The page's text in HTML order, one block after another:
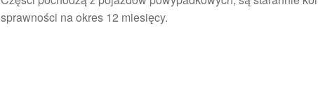
sprawności na okres 12 miesięcy.